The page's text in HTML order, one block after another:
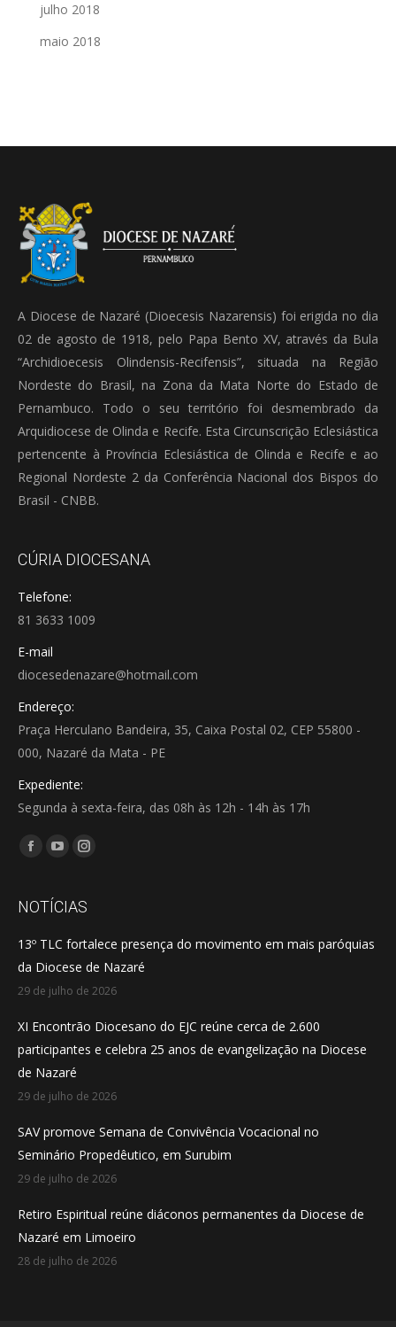
julho 2018
maio 2018
A Diocese de Nazaré (Dioecesis Nazarensis) foi erigida no dia
02 de agosto de 1918, pelo Papa Bento XV, através da Bula
“Archidioecesis Olindensis-Recifensis”, situada na Região
Nordeste do Brasil, na Zona da Mata Norte do Estado de
Pernambuco. Todo o seu território foi desmembrado da
Arquidiocese de Olinda e Recife. Esta Circunscrição Eclesiástica
pertencente à Província Eclesiástica de Olinda e Recife e ao
Regional Nordeste 2 da Conferência Nacional dos Bispos do
Brasil - CNBB.
CÚRIA DIOCESANA
Telefone:
81 3633 1009
E-mail
diocesedenazare@hotmail.com
Endereço:
Praça Herculano Bandeira, 35, Caixa Postal 02, CEP 55800 -
000, Nazaré da Mata - PE
Expediente:
Segunda à sexta-feira, das 08h às 12h - 14h às 17h
Encontre-nos em:
Facebook
opens
new
window
YouTube
opens
new
window
Instagram
opens
new
window
NOTÍCIAS
13º TLC fortalece presença do movimento em mais paróquias
da Diocese de Nazaré
29 de julho de 2026
XI Encontrão Diocesano do EJC reúne cerca de 2.600
participantes e celebra 25 anos de evangelização na Diocese
de Nazaré
29 de julho de 2026
SAV promove Semana de Convivência Vocacional no
Seminário Propedêutico, em Surubim
29 de julho de 2026
Retiro Espiritual reúne diáconos permanentes da Diocese de
Nazaré em Limoeiro
28 de julho de 2026